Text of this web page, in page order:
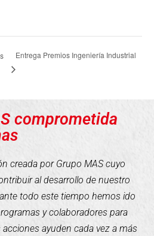
Entrega Premios Ingeniería Industrial
comprometida
creada por Grupo MAS cuyo
al desarrollo de nuestro
todo este tiempo hemos ido
y colaboradores para
ayuden cada vez a más